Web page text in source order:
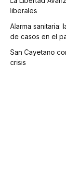
liberales
Alarma sanitaria:
de casos en el
San Cayetano
crisis